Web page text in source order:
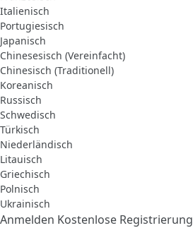
Italienisch
Portugiesisch
Japanisch
Chinesesisch (Vereinfacht)
Chinesisch (Traditionell)
Koreanisch
Russisch
Schwedisch
Türkisch
Niederländisch
Litauisch
Griechisch
Polnisch
Ukrainisch
Anmelden Kostenlose Registrierung